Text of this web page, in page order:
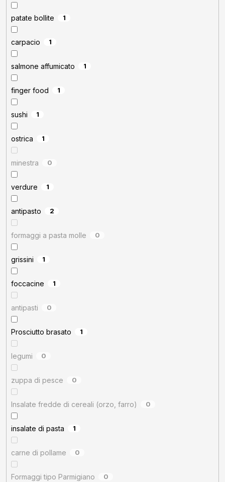
patate bollite 1
carpacio 1
salmone affumicato 1
finger food 1
sushi 1
ostrica 1
minestra 0
verdure 1
antipasto 2
formaggi a pasta molle 0
grissini 1
foccacine 1
antipasti 0
Prosciutto brasato 1
legumi 0
zuppa di pesce 0
Insalate fredde di cereali (orzo, farro) 0
insalate di pasta 1
carne di pollame 0
Formaggi tipo Parmigiano 0